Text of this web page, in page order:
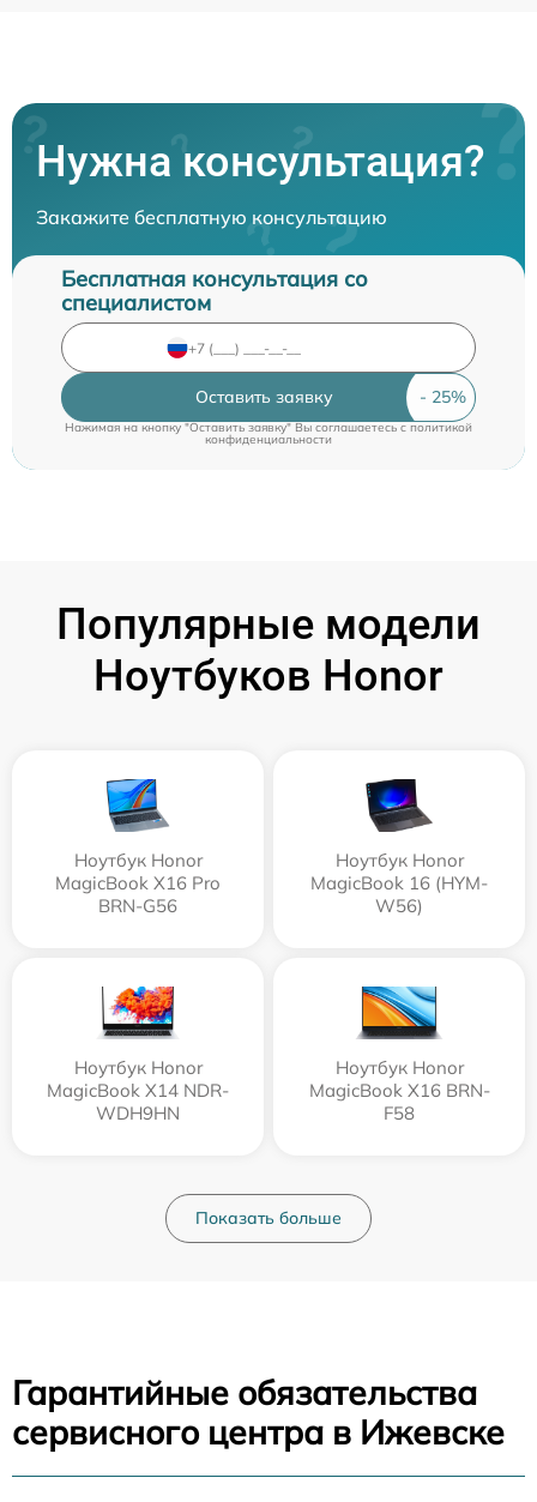
Нужна консультация?
Закажите бесплатную консультацию
Бесплатная консультация со
специалистом
Оставить заявку
Нажимая на кнопку "Оставить заявку" Вы соглашаетесь c политикой
конфиденциальности
Популярные модели
Ноутбуков Honor
Ноутбук Honor
MagicBook X16 Pro
BRN-G56
Ноутбук Honor
MagicBook 16 (HYM-
W56)
Ноутбук Honor
MagicBook X14 NDR-
WDH9HN
Ноутбук Honor
MagicBook X16 BRN-
F58
Показать больше
Гарантийные обязательства
сервисного центра в Ижевске